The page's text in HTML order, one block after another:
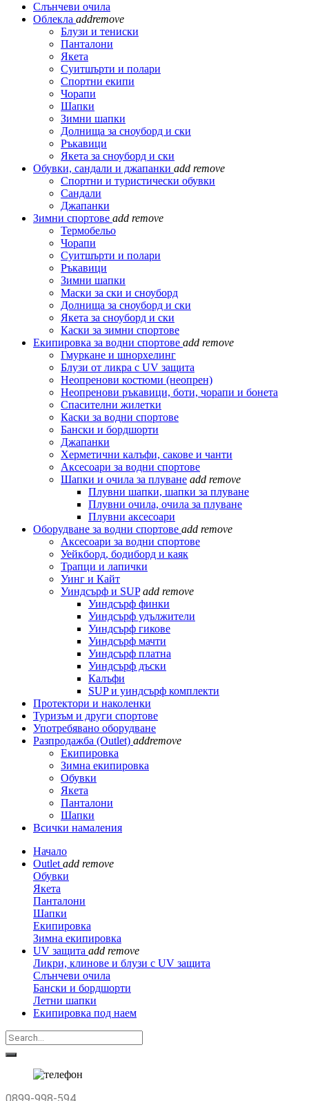
Слънчеви очила
Облекла addremove
Блузи и тениски
Панталони
Якета
Суитшърти и полари
Спортни екипи
Чорапи
Шапки
Зимни шапки
Долнища за сноуборд и ски
Ръкавици
Якета за сноуборд и ски
Обувки, сандали и джапанки add remove
Спортни и туристически обувки
Сандали
Джапанки
Зимни спортове add remove
Термобельо
Чорапи
Суитшърти и полари
Ръкавици
Зимни шапки
Маски за ски и сноуборд
Долнища за сноуборд и ски
Якета за сноуборд и ски
Каски за зимни спортове
Екипировка за водни спортове add remove
Гмуркане и шнорхелинг
Блузи от ликра с UV защита
Неопренови костюми (неопрен)
Неопренови ръкавици, боти, чорапи и бонета
Спасителни жилетки
Каски за водни спортове
Бански и бордшорти
Джапанки
Херметични калъфи, сакове и чанти
Аксесоари за водни спортове
Шапки и очила за плуване add remove
Плувни шапки, шапки за плуване
Плувни очила, очила за плуване
Плувни аксесоари
Оборудване за водни спортове add remove
Аксесоари за водни спортове
Уейкборд, бодиборд и каяк
Трапци и лапички
Уинг и Кайт
Уиндсърф и SUP add remove
Уиндсърф финки
Уиндсърф удължители
Уиндсърф гикове
Уиндсърф мачти
Уиндсърф платна
Уиндсърф дъски
Калъфи
SUP и уиндсърф комплекти
Протектори и наколенки
Туризъм и други спортове
Употребявано оборудване
Разпродажба (Outlet) addremove
Екипировка
Зимна екипировка
Обувки
Якета
Панталони
Шапки
Всички намаления
Начало
Outlet add remove
Обувки
Якета
Панталони
Шапки
Екипировка
Зимна екипировка
UV защита add remove
Ликри, клинове и блузи с UV защита
Слънчеви очила
Бански и бордшорти
Летни шапки
Екипировка под наем